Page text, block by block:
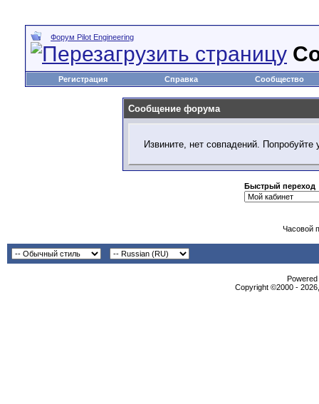
Форум Pilot Engineering
Регистрация Справка Сообщество
Сообщение форума
Извините, нет совпадений.
Быстрый переход
Часовой
Copyright ©2000 -